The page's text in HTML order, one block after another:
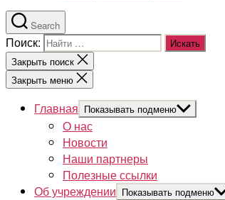
Search
Поиск:
Закрыть поиск
Закрыть меню
Главная Показывать подменю
О нас
Новости
Наши партнеры
Полезные ссылки
Об учреждении Показывать подменю